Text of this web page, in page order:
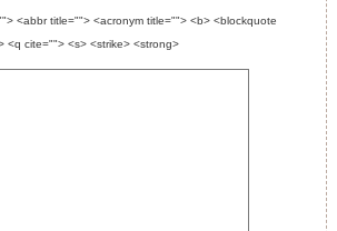
<abbr title=""> <acronym title=""> <b> <blockquote
<q cite=""> <s> <strike> <strong>